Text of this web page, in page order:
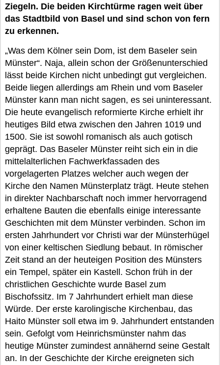
Ziegeln. Die beiden Kirchtürme ragen weit über
das Stadtbild von Basel und sind schon von fern
zu erkennen.
„Was dem Kölner sein Dom, ist dem Baseler sein
Münster“. Naja, allein schon der Größenunterschied
lässt beide Kirchen nicht unbedingt gut vergleichen.
Beide liegen allerdings am Rhein und vom Baseler
Münster kann man nicht sagen, es sei uninteressant.
Die heute evangelisch reformierte Kirche erhielt ihr
heutiges Bild etwa zwischen den Jahren 1019 und
1500. Sie ist sowohl romanisch als auch gotisch
geprägt. Das Baseler Münster reiht sich ein in die
mittelalterlichen Fachwerkfassaden des
vorgelagerten Platzes welcher auch wegen der
Kirche den Namen Münsterplatz trägt. Heute stehen
in direkter Nachbarschaft noch immer hervorragend
erhaltene Bauten die ebenfalls einige interessante
Geschichten mit dem Münster verbinden. Schon im
ersten Jahrhundert vor Christi war der Münsterhügel
von einer keltischen Siedlung bebaut. In römischer
Zeit stand an der heuteigen Position des Münsters
ein Tempel, später ein Kastell. Schon früh in der
christlichen Geschichte wurde Basel zum
Bischofssitz. Im 7 Jahrhundert erhielt man diese
Würde. Der erste karolingische Kirchenbau, das
Haito Münster soll etwa im 9. Jahrhundert entstanden
sein. Gefolgt vom Heinrichsmünster nahm das
heutige Münster zumindest annähernd seine Gestalt
an. In der Geschichte der Kirche ereigneten sich